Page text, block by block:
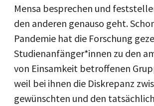
Mensa besprechen und
den anderen genauso geht.
Pandemie hat die Forschung
Studienanfänger*innen zu den
von Einsamkeit betroffenen
weil bei ihnen die Diskrepanz
gewünschten und den